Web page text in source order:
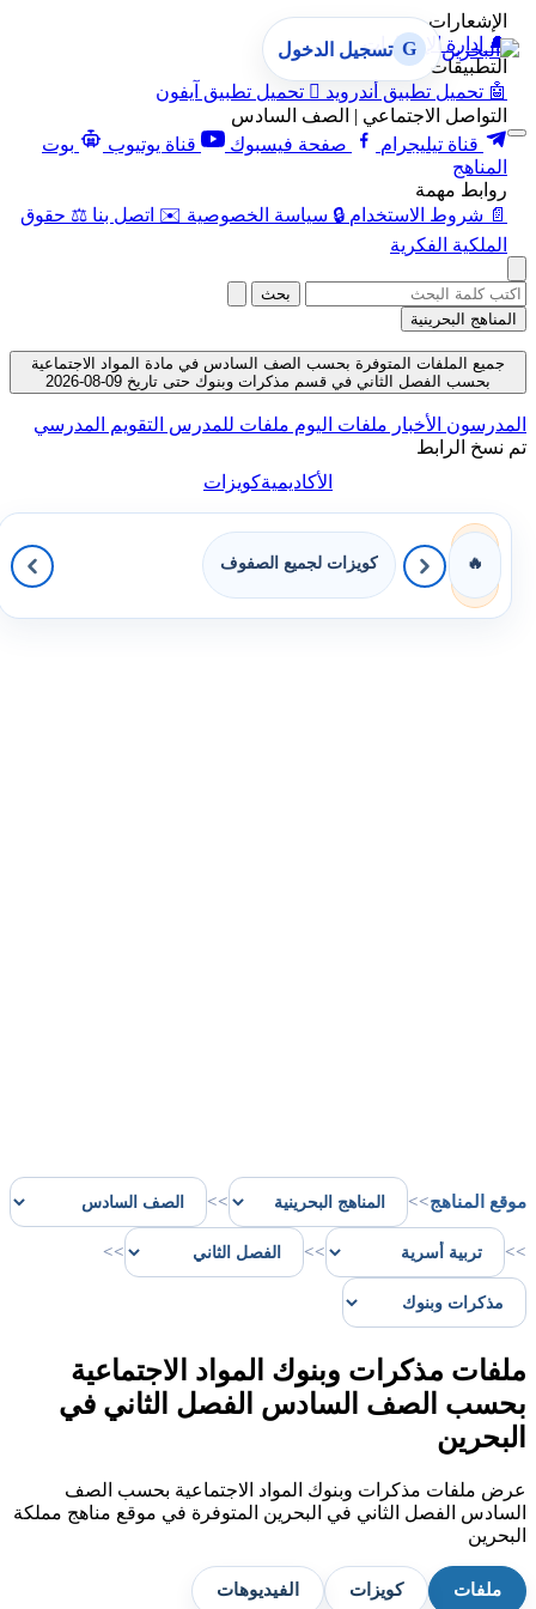
الإشعارات
🔔 إدارة الإشعارات
التطبيقات
🤖 تحميل تطبيق أندرويد  تحميل تطبيق آيفون
التواصل الاجتماعي | الصف السادس
قناة تيليجرام
صفحة فيسبوك قناة يوتيوب
بوت
المناهج
روابط مهمة
📄 شروط الاستخدام 🔒 سياسة الخصوصية ✉️ اتصل بنا ⚖️ حقوق
الملكية الفكرية
G تسجيل الدخول
بحث
المناهج البحرينية
جميع الملفات المتوفرة بحسب الصف السادس في مادة المواد الاجتماعية
بحسب الفصل الثاني في قسم مذكرات وبنوك حتى تاريخ 09-08-2026
المدرسون الأخبار ملفات اليوم ملفات للمدرس التقويم المدرسي
تم نسخ الرابط
الأكاديميةكويزات
🔥 كويزات لجميع الصفوف
موقع المناهج>>
>>
>>
>>
>>
ملفات مذكرات وبنوك المواد الاجتماعية
بحسب الصف السادس الفصل الثاني في
البحرين
عرض ملفات مذكرات وبنوك المواد الاجتماعية بحسب الصف
السادس الفصل الثاني في البحرين المتوفرة في موقع مناهج مملكة
البحرين
ملفات كويزات الفيديوهات